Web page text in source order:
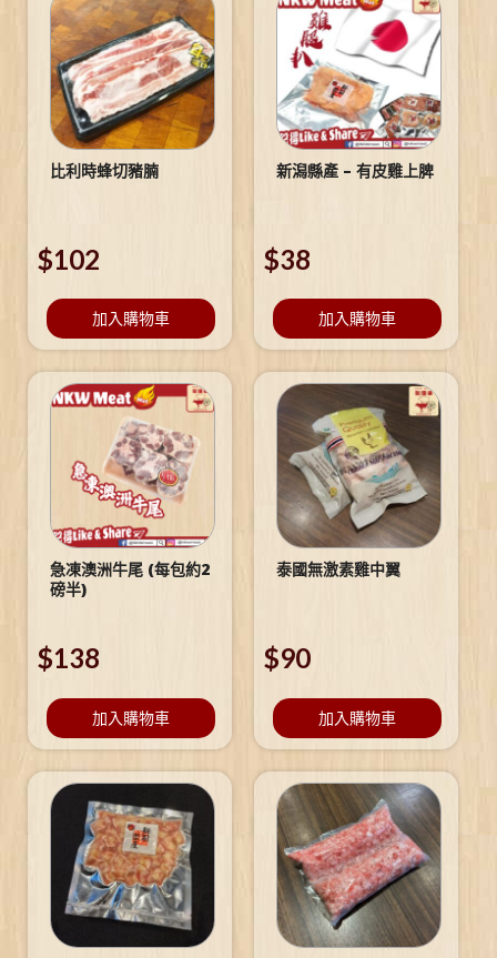
比利時蜂切豬腩
$102
加入購物車
新潟縣產 – 有皮雞上脾
$38
加入購物車
急凍澳洲牛尾 (每包約2
磅半)
$138
加入購物車
泰國無激素雞中翼
$90
加入購物車